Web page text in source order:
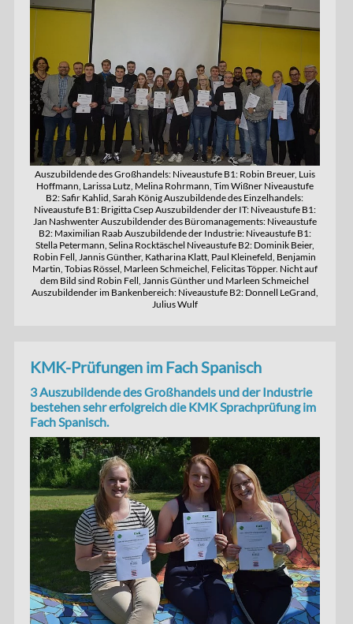
Auszubildende des Großhandels: Niveaustufe B1: Robin Breuer, Luis
Hoffmann, Larissa Lutz, Melina Rohrmann, Tim Wißner Niveaustufe
B2: Safir Kahlid, Sarah König Auszubildende des Einzelhandels:
Niveaustufe B1: Brigitta Csep Auszubildender der IT: Niveaustufe B1:
Jan Nashwenter Auszubildender des Büromanagements: Niveaustufe
B2: Maximilian Raab Auszubildende der Industrie: Niveaustufe B1:
Stella Petermann, Selina Rocktäschel Niveaustufe B2: Dominik Beier,
Robin Fell, Jannis Günther, Katharina Klatt, Paul Kleinefeld, Benjamin
Martin, Tobias Rössel, Marleen Schmeichel, Felicitas Töpper. Nicht auf
dem Bild sind Robin Fell, Jannis Günther und Marleen Schmeichel
Auszubildender im Bankenbereich: Niveaustufe B2: Donnell LeGrand,
Julius Wulf
KMK-Prüfungen im Fach Spanisch
3 Auszubildende des Großhandels und der Industrie
bestehen sehr erfolgreich die KMK Sprachprüfung im
Fach Spanisch.